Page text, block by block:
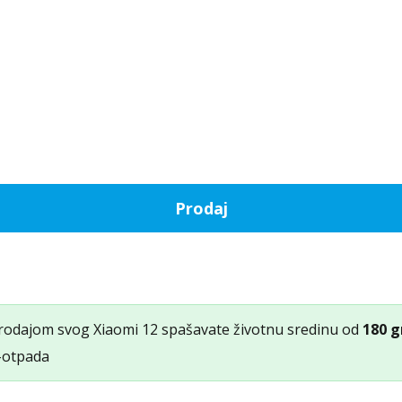
Prodaj
svog Xiaomi 12 spašavate životnu sredinu od 180